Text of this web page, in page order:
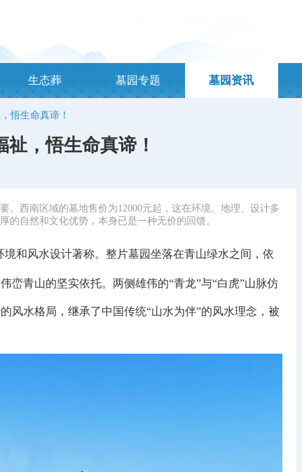
生态葬 墓园专题 墓园资讯
悟生命真谛！
，悟生命真谛！
。西南区域的墓地售价为12000元起，这在环境、地理、设计多
的自然和文化优势，本身已是一种无价的回馈。
和风水设计著称。整片墓园坐落在青山绿水之间，依
峦青山的坚实依托。两侧雄伟的“青龙”与“白虎”山脉仿
风水格局，继承了中国传统“山水为伴”的风水理念，被